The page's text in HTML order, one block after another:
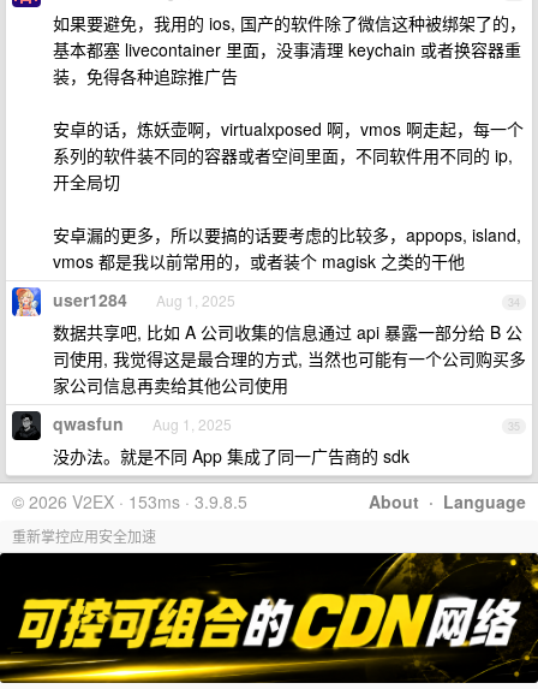
如果要避免，我用的 ios, 国产的软件除了微信这种被绑架了的，
基本都塞 livecontainer 里面，没事清理 keychain 或者换容器重
装，免得各种追踪推广告
安卓的话，炼妖壶啊，virtualxposed 啊，vmos 啊走起，每一个
系列的软件装不同的容器或者空间里面，不同软件用不同的 ip,
开全局切
安卓漏的更多，所以要搞的话要考虑的比较多，appops, island,
vmos 都是我以前常用的，或者装个 magisk 之类的干他
34
user1284 Aug 1, 2025
数据共享吧, 比如 A 公司收集的信息通过 api 暴露一部分给 B 公
司使用, 我觉得这是最合理的方式, 当然也可能有一个公司购买多
家公司信息再卖给其他公司使用
35
qwasfun Aug 1, 2025
没办法。就是不同 App 集成了同一广告商的 sdk
About · Language
© 2026 V2EX · 153ms · 3.9.8.5
重新掌控应用安全加速